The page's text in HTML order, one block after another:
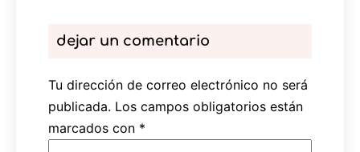
dejar un comentario
Tu dirección de correo electrónico no será
publicada. Los campos obligatorios están
marcados con *